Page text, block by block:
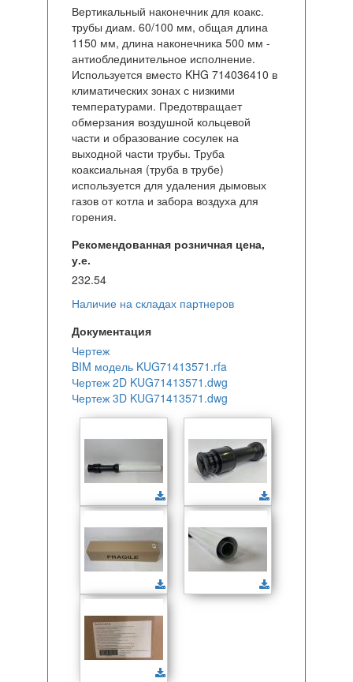
Вертикальный наконечник для коакс.
трубы диам. 60/100 мм, общая длина
1150 мм, длина наконечника 500 мм -
антиоблединительное исполнение.
Используется вместо KHG 714036410 в
климатических зонах с низкими
температурами. Предотвращает
обмерзания воздушной кольцевой
части и образование сосулек на
выходной части трубы. Труба
коаксиальная (труба в трубе)
используется для удаления дымовых
газов от котла и забора воздуха для
горения.
Рекомендованная розничная цена,
у.е.
232.54
Наличие на складах партнеров
Документация
Чертеж
BIM модель KUG71413571.rfa
Чертеж 2D KUG71413571.dwg
Чертеж 3D KUG71413571.dwg